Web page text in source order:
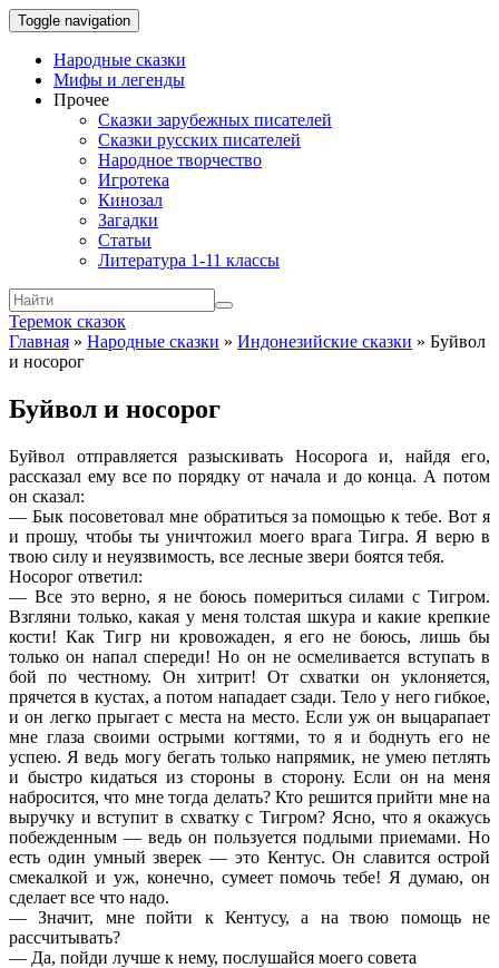
Toggle navigation
Народные сказки
Мифы и легенды
Прочее
Сказки зарубежных писателей
Сказки русских писателей
Народное творчество
Игротека
Кинозал
Загадки
Статьи
Литература 1-11 классы
Теремок сказок
Главная » Народные сказки » Индонезийские сказки » Буйвол
и носорог
Буйвол и носорог
Буйвол отправляется разыскивать Носорога и, найдя его,
рассказал ему все по порядку от начала и до конца. А потом
он сказал:
— Бык посоветовал мне обратиться за помощью к тебе. Вот я
и прошу, чтобы ты уничтожил моего врага Тигра. Я верю в
твою силу и неуязвимость, все лесные звери боятся тебя.
Носорог ответил:
— Все это верно, я не боюсь помериться силами с Тигром.
Взгляни только, какая у меня толстая шкура и какие крепкие
кости! Как Тигр ни кровожаден, я его не боюсь, лишь бы
только он напал спереди! Но он не осмеливается вступать в
бой по честному. Он хитрит! От схватки он уклоняется,
прячется в кустах, а потом нападает сзади. Тело у него гибкое,
и он легко прыгает с места на место. Если уж он выцарапает
мне глаза своими острыми когтями, то я и боднуть его не
успею. Я ведь могу бегать только напрямик, не умею петлять
и быстро кидаться из стороны в сторону. Если он на меня
набросится, что мне тогда делать? Кто решится прийти мне на
выручку и вступит в схватку с Тигром? Ясно, что я окажусь
побежденным — ведь он пользуется подлыми приемами. Но
есть один умный зверек — это Кентус. Он славится острой
смекалкой и уж, конечно, сумеет помочь тебе! Я думаю, он
сделает все что надо.
— Значит, мне пойти к Кентусу, а на твою помощь не
рассчитывать?
— Да, пойди лучше к нему, послушайся моего совета